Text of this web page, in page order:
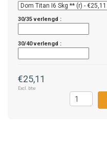
30/35 verlengd :
30/40 verlengd :
€25,11
Excl. btw